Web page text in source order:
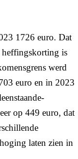
1726 euro. Dat
is
werd
euro en in 2023
op 449 euro, dat
laten zien in